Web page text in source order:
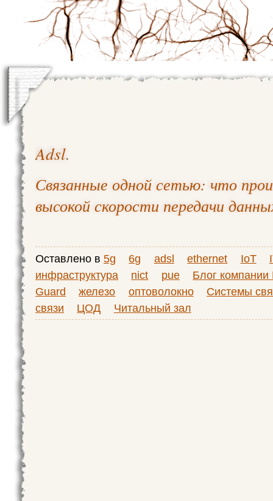
Adsl.
Связанные одной сетью: что
высокой скорости передачи
Оставлено в 5g 6g adsl ethernet IoT
инфраструктура
nict pue
Блог компании
Guard
железо оптоволокно
Системы
связи
ЦОД Читальный зал